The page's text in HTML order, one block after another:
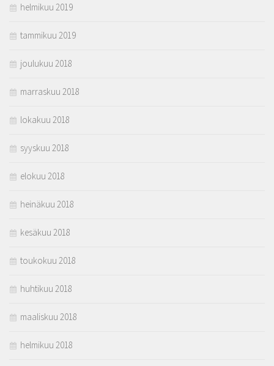
helmikuu 2019
tammikuu 2019
joulukuu 2018
marraskuu 2018
lokakuu 2018
syyskuu 2018
elokuu 2018
heinäkuu 2018
kesäkuu 2018
toukokuu 2018
huhtikuu 2018
maaliskuu 2018
helmikuu 2018